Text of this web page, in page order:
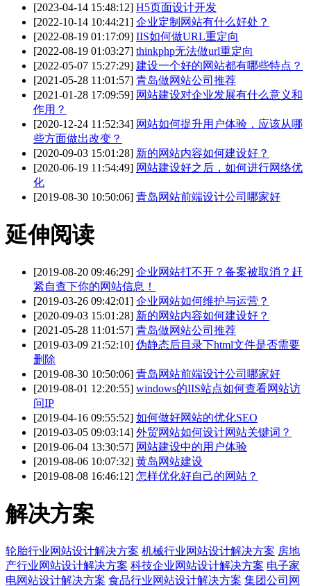
[2023-04-14 15:48:12] H5页面设计开发
[2022-10-14 10:44:21] 企业定制网站有什么好处？
[2022-08-19 01:17:09] IIS如何做URL重定向
[2022-08-19 01:03:27] thinkphp无法做url重定向
[2022-05-07 15:27:29] 建设一个好的网站都有哪些特点？
[2021-05-28 11:01:57] 青岛做网站公司推荐
[2021-01-28 17:09:59] 网站建设对企业发展有什么意义和
作用？
[2020-12-24 11:52:34] 网站如何提升用户体验，应该从哪
些方面做出改变？
[2020-09-03 15:01:28] 新的网站内容如何建设好？
[2020-06-19 11:54:49] 网站建设好之后，如何进行网络优
化
[2019-08-30 10:50:06] 青岛网站前端设计公司哪家好
延伸阅读
[2019-08-20 09:46:29] 企业网站打不开？备案被取消？赶
紧自查下你的网站信息！
[2019-03-26 09:42:01] 企业网站如何维护与运营？
[2020-09-03 15:01:28] 新的网站内容如何建设好？
[2021-05-28 11:01:57] 青岛做网站公司推荐
[2019-03-09 21:52:10] 伪静态后目录下html文件是否需要
删除
[2019-08-30 10:50:06] 青岛网站前端设计公司哪家好
[2019-08-01 12:20:55] windows的IIS站点如何查看网站访
问IP
[2019-04-16 09:55:52] 如何做好网站的优化SEO
[2019-03-05 09:03:14] 外贸网站如何设计网站关键词？
[2019-06-04 13:30:57] 网站建设中的用户体验
[2019-08-06 10:07:32] 黄岛网站建设
[2019-08-08 16:46:12] 怎样优化好自己的网站？
解决方案
轮胎行业网站设计解决方案 机械行业网站设计解决方案 房地
产行业网站设计解决方案 科技企业网站设计解决方案 电子家
电网站设计解决方案 食品行业网站设计解决方案 集团公司网